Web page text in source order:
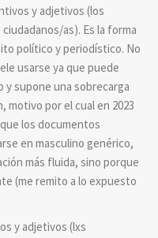
y adjetivos (los
as). Es la forma
político y periodístico. No
usarse ya que puede
supone una sobrecarga
motivo por el cual en 2023
los documentos
en masculino genérico,
más fluida, sino porque
(me remito a lo expuesto
y adjetivos (lxs